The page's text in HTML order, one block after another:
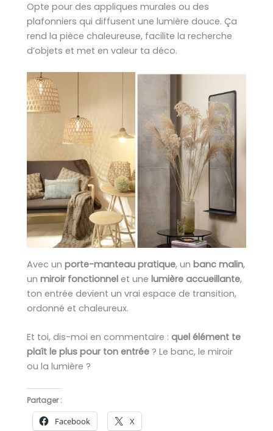
Opte pour des appliques murales ou des
plafonniers qui diffusent une lumière douce. Ça
rend la pièce chaleureuse, facilite la recherche
d’objets et met en valeur ta déco.
Avec un porte-manteau pratique, un banc malin,
un miroir fonctionnel et une lumière accueillante,
ton entrée devient un vrai espace de transition,
ordonné et chaleureux.
Et toi, dis-moi en commentaire : quel élément te
plaît le plus pour ton entrée ? Le banc, le miroir
ou la lumière ?
Partager :
Facebook X